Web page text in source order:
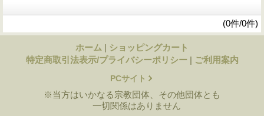
(0件/0件)
ホーム | ショッピングカート
特定商取引法表示/プライバシーポリシー | ご利用案内
PCサイト
※当方はいかなる宗教団体、その他団体とも
一切関係はありません